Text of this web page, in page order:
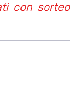
con sorteo